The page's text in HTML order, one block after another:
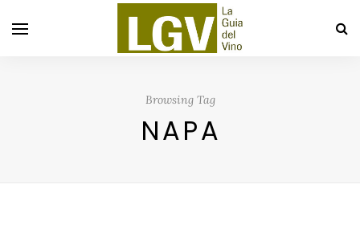
Browsing Tag
NAPA